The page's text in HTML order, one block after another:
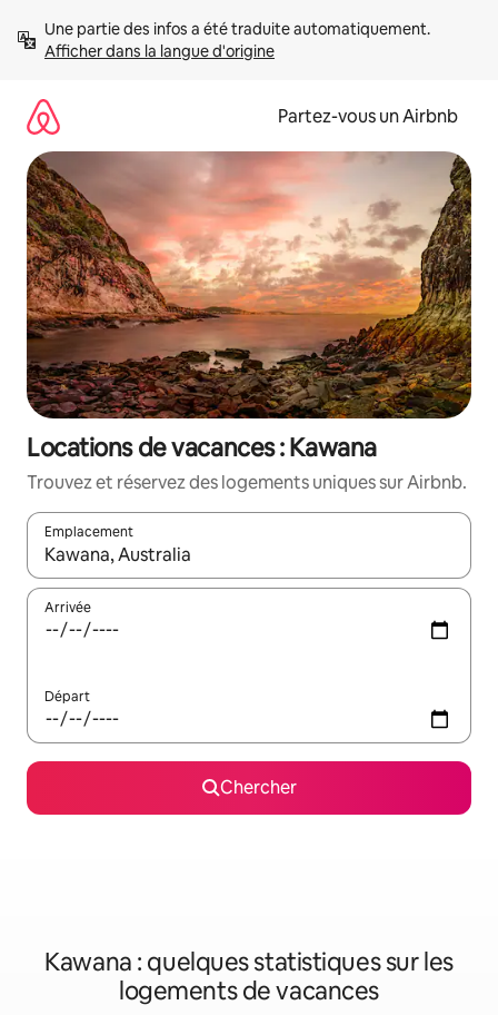
directement
Afficher dans la langue d'origine
Partez-vous un Airbnb
Locations de vacances : Kawana
Trouvez et réservez des logements uniques sur Airbnb.
Emplacement
Quand les résultats sont affichés, parcourez-les en utilisant
Arrivée
Départ
Chercher
Kawana : quelques statistiques sur les
logements de vacances